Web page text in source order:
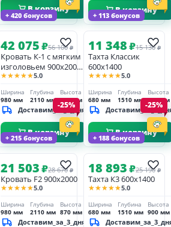
В корзину В корзину
+ 420 бонусов
42 075₽56 100 ₽
Кровать К-1 с мягким
изголовьем 900х2000
с ящиками
★★★★★5.0
Ширина
980 мм
Глубина
2110 мм
Высота
870 мм
Доставим_за_3_дня
В корзину
+ 113 бонусов
11 348₽15 130 ₽
Тахта Классик
600х1400
★★★★★5.0
Ширина
680 мм
Глубина
1510 мм
Высота
660 мм
В корзину
+ 215 бонусов
-25%
21 503₽28 670 ₽
Кровать F2 900х2000
★★★★★5.0
Ширина
980 мм
Глубина
2110 мм
Высота
870 мм
Доставим_за_3_дня
+ 188 бонусов
-25%
18 893₽25 190 ₽
Тахта К3 600х1400
★★★★★5.0
Ширина
680 мм
Глубина
1510 мм
Высота
900 мм